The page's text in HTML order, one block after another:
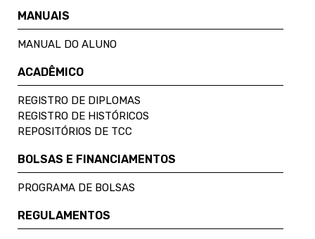
MANUAIS
MANUAL DO ALUNO
ACADÊMICO
REGISTRO DE DIPLOMAS
REGISTRO DE HISTÓRICOS
REPOSITÓRIOS DE TCC
BOLSAS E FINANCIAMENTOS
PROGRAMA DE BOLSAS
REGULAMENTOS